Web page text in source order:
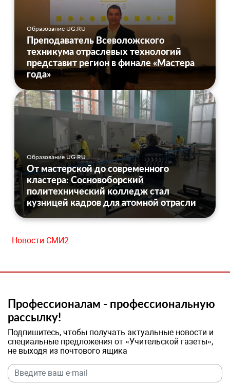
Образование UG.RU
Преподаватель Всеволожского
техникума отраслевых технологий
представит регион в финале «Мастера
года»
Образование UG.RU
От мастерской до современного
кластера: Сосновоборский
политехнический колледж стал
кузницей кадров для атомной отрасли
Новости СМИ2
Профессионалам - профессиональную
рассылку!
Подпишитесь, чтобы получать актуальные новости и
специальные предложения от «Учительской газеты»,
не выходя из почтового ящика